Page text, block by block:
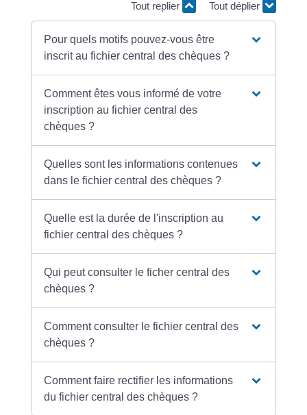
Tout replier Tout déplier
Pour quels motifs pouvez-vous être
inscrit au fichier central des chèques ?
Comment êtes vous informé de votre
inscription au fichier central des
chèques ?
Quelles sont les informations contenues
dans le fichier central des chèques ?
Quelle est la durée de l'inscription au
fichier central des chèques ?
Qui peut consulter le ficher central des
chèques ?
Comment consulter le fichier central des
chèques ?
Comment faire rectifier les informations
du fichier central des chèques ?